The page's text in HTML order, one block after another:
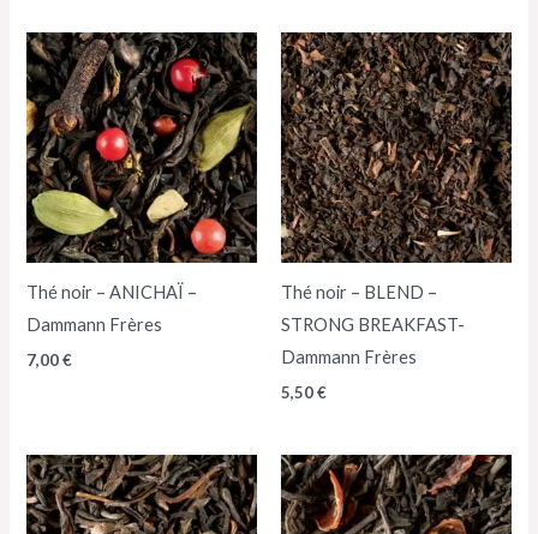
Thé noir – ANICHAÏ –
Dammann Frères
7,00€
Thé noir – BLEND –
STRONG BREAKFAST-
Dammann Frères
5,50€